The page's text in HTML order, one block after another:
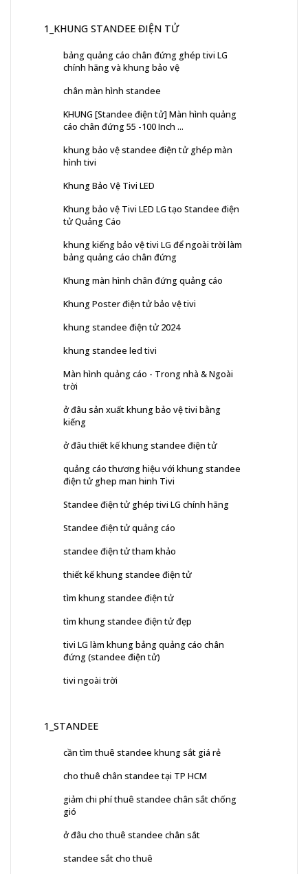
1_KHUNG STANDEE ĐIỆN TỬ
bảng quảng cáo chân đứng ghép tivi LG
chính hãng và khung bảo vệ
chân màn hình standee
KHUNG [Standee điện tử] Màn hình quảng
cáo chân đứng 55 -100 Inch ...
khung bảo vệ standee điện tử ghép màn
hình tivi
Khung Bảo Vệ Tivi LED
Khung bảo vệ Tivi LED LG tạo Standee điện
tử Quảng Cáo
khung kiếng bảo vệ tivi LG để ngoài trời làm
bảng quảng cáo chân đứng
Khung màn hình chân đứng quảng cáo
Khung Poster điện tử bảo vệ tivi
khung standee điện tử 2024
khung standee led tivi
Màn hình quảng cáo - Trong nhà & Ngoài
trời
ở đâu sản xuất khung bảo vệ tivi bằng
kiếng
ở đâu thiết kế khung standee điện tử
quảng cáo thương hiệu với khung standee
điện tử ghep man hinh Tivi
Standee điện tử ghép tivi LG chính hãng
Standee điện tử quảng cáo
standee điện tử tham khảo
thiết kế khung standee điện tử
tìm khung standee điện tử
tìm khung standee điện tử đẹp
tivi LG làm khung bảng quảng cáo chân
đứng (standee điện tử)
tivi ngoài trời
1_STANDEE
cần tìm thuê standee khung sắt giá rẻ
cho thuê chân standee tại TP HCM
giảm chi phí thuê standee chân sắt chống
gió
ở đâu cho thuê standee chân sắt
standee sắt cho thuê